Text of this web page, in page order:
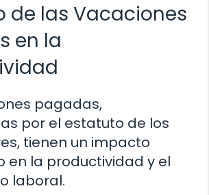
de las Vacaciones
en la
pagadas,
por el estatuto de los
tienen un impacto
en la productividad y el
laboral.